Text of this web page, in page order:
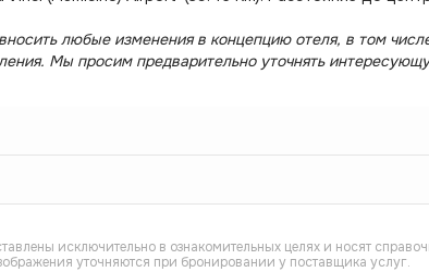
любые изменения в концепцию отеля, в том
Мы просим предварительно уточнять
исключительно в ознакомительных целях и носят
уточняются при бронировании у поставщика услуг.